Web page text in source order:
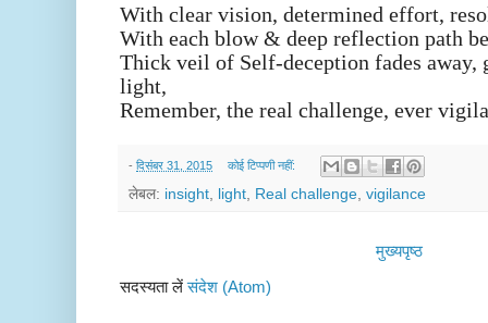
With clear vision, determined effort,
With each blow & deep reflection path
Thick veil of Self-deception fades away,
light,
Remember, the real challenge, ever
- दिसंबर 31, 2015 कोई टिप्पणी नहीं:
लेबल: insight, light, Real challenge, vigilance
मुख्यपृष्ठ
सदस्यता लेंसंदेश (Atom)